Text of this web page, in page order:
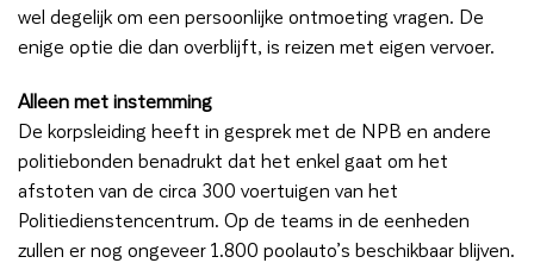
wel degelijk om een persoonlijke ontmoeting vragen. De
enige optie die dan overblijft, is reizen met eigen vervoer.
Alleen met instemming
De korpsleiding heeft in gesprek met de NPB en andere
politiebonden benadrukt dat het enkel gaat om het
afstoten van de circa 300 voertuigen van het
Politiedienstencentrum. Op de teams in de eenheden
zullen er nog ongeveer 1.800 poolauto’s beschikbaar blijven.